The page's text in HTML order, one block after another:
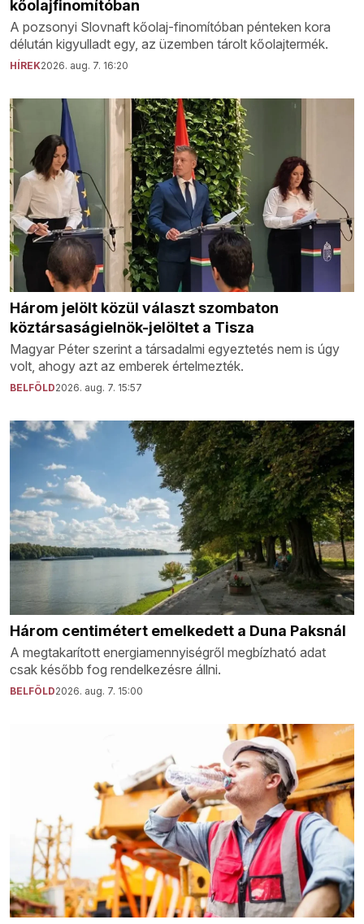
kőolajfinomítóban
A pozsonyi Slovnaft kőolaj-finomítóban pénteken kora
délután kigyulladt egy, az üzemben tárolt kőolajtermék.
HÍREK2026. aug. 7. 16:20
Három jelölt közül választ szombaton
köztársaságielnök-jelöltet a Tisza
Magyar Péter szerint a társadalmi egyeztetés nem is úgy
volt, ahogy azt az emberek értelmezték.
BELFÖLD2026. aug. 7. 15:57
Három centimétert emelkedett a Duna Paksnál
A megtakarított energiamennyiségről megbízható adat
csak később fog rendelkezésre állni.
BELFÖLD2026. aug. 7. 15:00